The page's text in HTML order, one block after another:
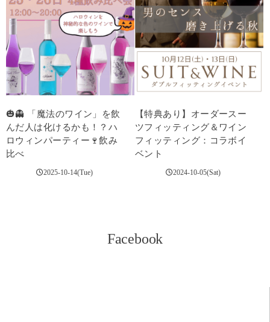
🎃👻 「魔法のワイン」を飲
んだ人は化けるかも！？ハ
ロウィンパーティー🍷飲み
比べ
2025-10-14(Tue)
【特典あり】オーダースー
ツフィッティング＆ワイン
フィッティング：コラボイ
ベント
2024-10-05(Sat)
Facebook